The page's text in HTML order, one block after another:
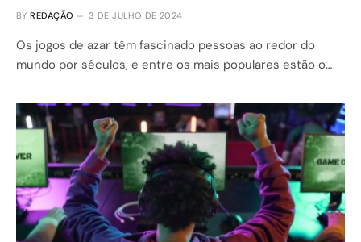
BY REDAÇÃO 3 DE JULHO DE 2024
Os jogos de azar têm fascinado pessoas ao redor do
mundo por séculos, e entre os mais populares estão o…